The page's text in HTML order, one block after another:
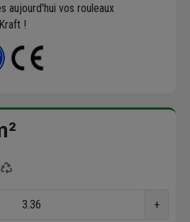
aujourd'hui vos rouleaux
!
+